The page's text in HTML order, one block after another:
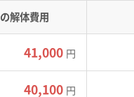
のように行いますか？
した業者を選ぶことが
解体費用
41,000 円
40,100 円